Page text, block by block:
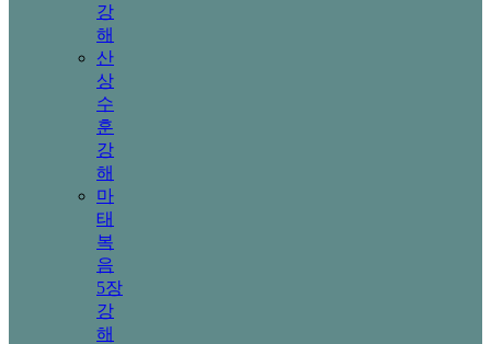
강
해
산
상
수
훈
강
해
마
태
복
음
5장
강
해